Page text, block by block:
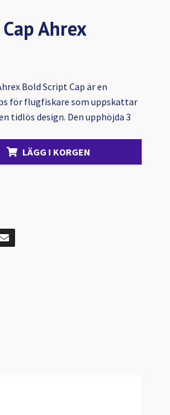
Ahrex
Bold Script Cap är en
för flugfiskare som uppskattar
tidlös design. Den upphöjda 3
LÄGG I KORGEN